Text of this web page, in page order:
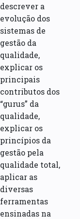
descrever a
evolução dos
sistemas de
gestão da
qualidade,
explicar os
principais
contributos dos
“gurus” da
qualidade,
explicar os
princípios da
gestão pela
qualidade total,
aplicar as
diversas
ferramentas
ensinadas na